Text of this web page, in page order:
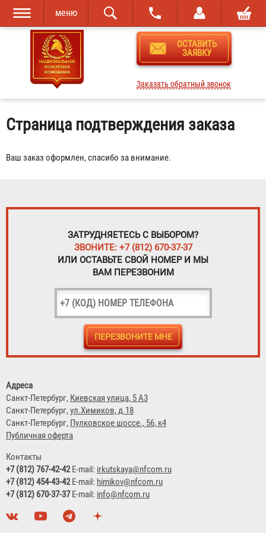
Перейти к
основному
содержанию
Skip to
navigation
меню
ОСТАВИТЬ
ЗАЯВКУ
Заказать обратный звонок
Страница подтверждения заказа
Ваш заказ оформлен, спасибо за внимание.
ЗАТРУДНЯЕТЕСЬ С ВЫБОРОМ?
ЗВОНИТЕ: +7 (812) 670-37-37
ИЛИ ОСТАВЬТЕ СВОЙ НОМЕР И МЫ
ВАМ ПЕРЕЗВОНИМ
Адреса
Санкт-Петербург, Киевская улица, 5 А3
Санкт-Петербург,ул.Химиков, д.18
Санкт-Петербург, Пулковское шоссе., 56, к4
Публичная оферта
Контакты
+7 (812) 767-42-42E-mail: irkutskaya@nfcom.ru
+7 (812) 454-43-42E-mail: himikov@nfcom.ru
+7 (812) 670-37-37E-mail: info@nfcom.ru